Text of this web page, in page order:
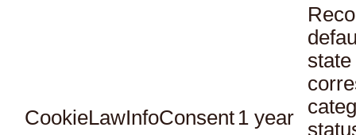
CookieLawInfoConsent 1 year